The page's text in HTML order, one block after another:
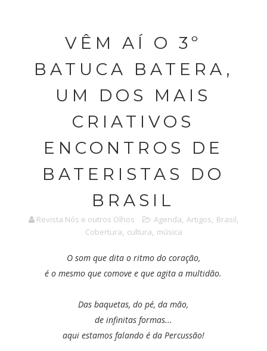
VÊM AÍ O 3º
BATUCA BATERA,
UM DOS MAIS
CRIATIVOS
ENCONTROS DE
BATERISTAS DO
BRASIL
Revista Nós e outros Olhos Agenda, Artigos, Brasil,
Cobertura, cultura, música
O som que dita o ritmo do coração,
é o mesmo que comove e que agita a multidão.
Das baquetas, do pé, da mão,
de infinitas formas...
aqui estamos falando é da Percussão!